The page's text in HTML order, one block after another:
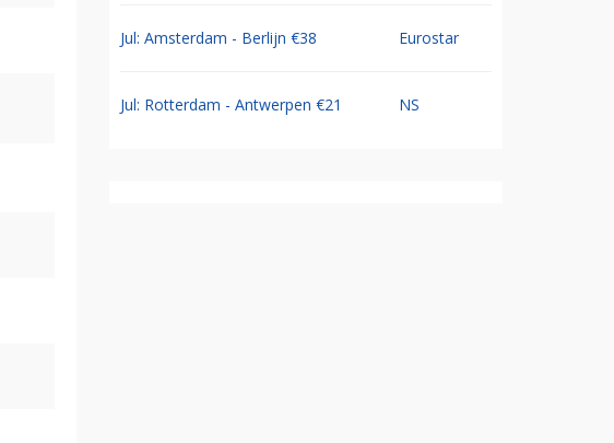
Jul: Amsterdam - Berlijn €38 Eurostar
Jul: Rotterdam - Antwerpen €21 NS